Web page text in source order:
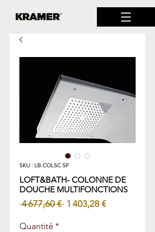
SKU : LB.COLSC.SF
LOFT&BATH- COLONNE DE
DOUCHE MULTIFONCTIONS
4 677,60 € Prix
1 403,28 €Prix
Quantité *